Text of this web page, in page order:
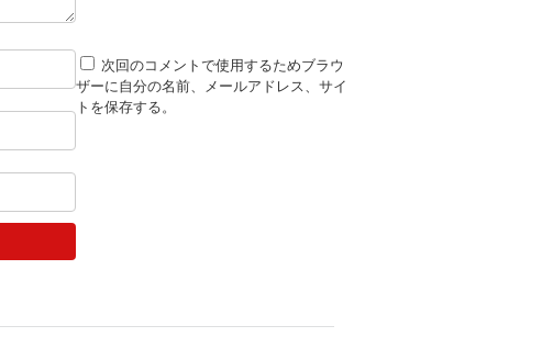
次回のコメントで使用するためブラウ
ザーに自分の名前、メールアドレス、サイ
トを保存する。